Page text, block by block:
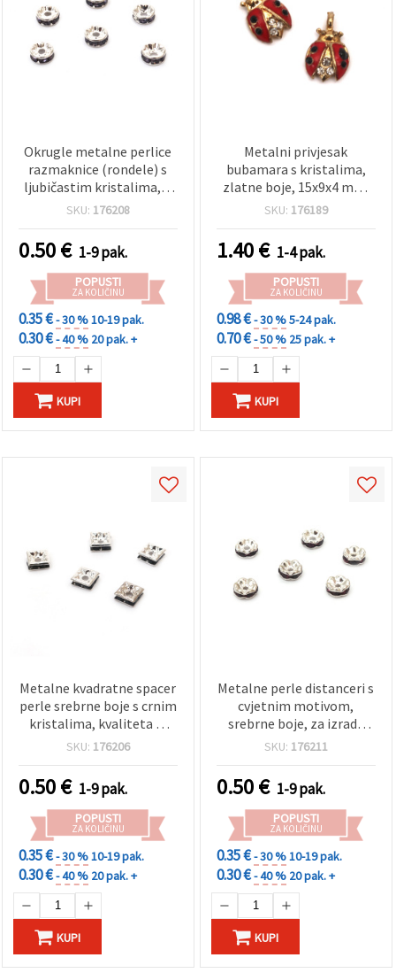
Okrugle metalne perlice
razmaknice (rondele) s
ljubičastim kristalima, A
klasa, 8x3.5 mm, rupa 1.5
SKU: 176208
0.50€ 1-9 pak.
POPUSTI
ZA KOLIČINU
0.35 €- 30 %10-19 pak.
0.30 €- 40 % 20 pak. +
KUPI
Metalni privjesak
bubamara s kristalima,
zlatne boje, 15x9x4 mm,
rupa: 1 mm – 5 kom
SKU: 176189
1.40€ 1-4 pak.
POPUSTI
ZA KOLIČINU
0.98 €- 30 %5-24 pak.
0.70 €- 50 % 25 pak. +
KUPI
Metalne kvadratne spacer
perle srebrne boje s crnim
kristalima, kvaliteta A,
6x6x2,5 mm, rupa 1 mm –
SKU: 176206
0.50€ 1-9 pak.
POPUSTI
ZA KOLIČINU
0.35 €- 30 %10-19 pak.
0.30 €- 40 % 20 pak. +
KUPI
Metalne perle distanceri s
cvjetnim motivom,
srebrne boje, za izradu
nakita, 6x3 mm, rupa 1,5
SKU: 176211
0.50€ 1-9 pak.
POPUSTI
ZA KOLIČINU
0.35 €- 30 %10-19 pak.
0.30 €- 40 % 20 pak. +
KUPI